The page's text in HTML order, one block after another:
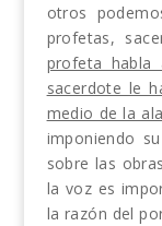
otros
profetas,
pro­feta habla
sacer­dote le
medio de la
impo­niendo
sobre las
la voz es
la razón del